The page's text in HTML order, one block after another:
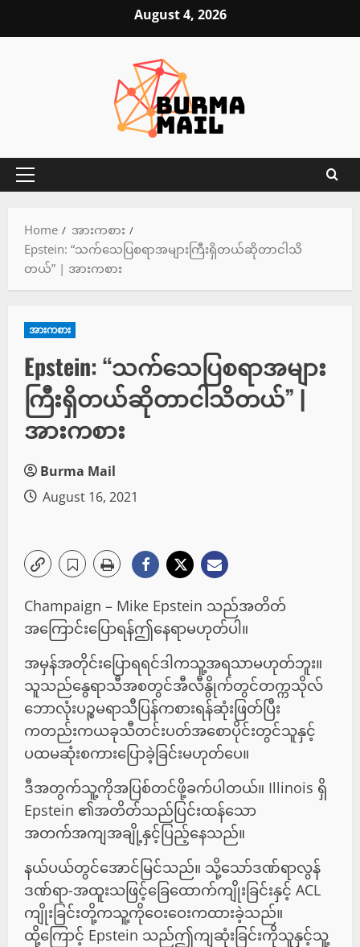
August 4, 2026
Primary
Home
အားကစား
Epstein: “သက်သေပြစရာအများကြီးရှိတယ်ဆိုတာငါသိ
တယ်” | အားကစား
အားကစား
Epstein: “သက်သေပြစရာအများ
ကြီးရှိတယ်ဆိုတာငါသိတယ်” |
အားကစား
Burma Mail
August 16, 2021
Champaign – Mike Epstein သည်အတိတ်
အကြောင်းပြောရန်ဤနေရာမဟုတ်ပါ။
အမှန်အတိုင်းပြောရရင်ဒါကသူ့အရသာမဟုတ်ဘူး။
သူသည်နွေရာသီအစတွင်အီလီနွိုက်တွင်တက္ကသိုလ်
ဘောလုံးပဉ္စမရာသီပြန်ကစားရန်ဆုံးဖြတ်ပြီး
ကတည်းကယခုသီတင်းပတ်အစောပိုင်းတွင်သူနှင့်
ပထမဆုံးစကားပြောခဲ့ခြင်းမဟုတ်ပေ။
ဒီအတွက်သူ့ကိုအပြစ်တင်ဖို့ခက်ပါတယ်။ Illinois ရှိ
Epstein ၏အတိတ်သည်ပြင်းထန်သော
အတက်အကျအချို့နှင့်ပြည့်နေသည်။
နယ်ပယ်တွင်အောင်မြင်သည်။ သို့သော်ဒဏ်ရာလွန်
ဒဏ်ရာ-အထူးသဖြင့်ခြေထောက်ကျိုးခြင်းနှင့် ACL
ကျိုးခြင်းတို့ကသူ့ကိုဝေးဝေးကထားခဲ့သည်။
ထို့ကြောင့် Epstein သည်ဤကျဆုံးခြင်းကိုသူနှင့်သူ့